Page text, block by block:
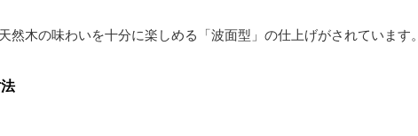
然木の味わいを十分に楽しめる「波面型」の仕上げがされています。